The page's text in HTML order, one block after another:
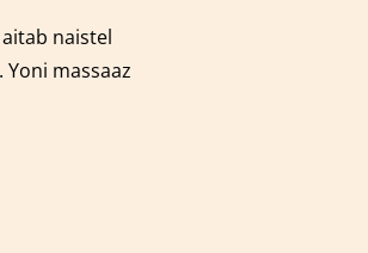
naistel
massaaz